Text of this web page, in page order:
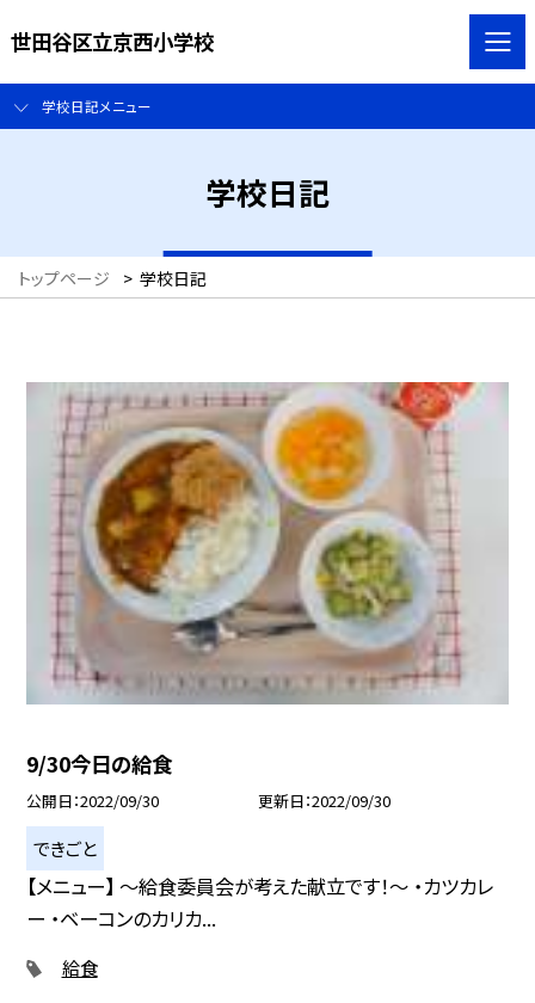
世田谷区立京西小学校
学校日記メニュー
学校日記
トップページ > 学校日記
9/30今日の給食
公開日 2022/09/30 更新日 2022/09/30
できごと
【メニュー】 〜給食委員会が考えた献立です！〜 ・カツカレ
ー ・ベーコンのカリカ...
給食